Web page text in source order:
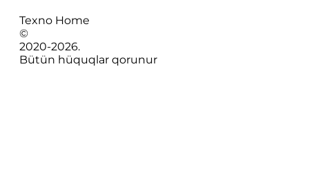
Texno Home
©
2020-2026.
Bütün hüquqlar qorunur